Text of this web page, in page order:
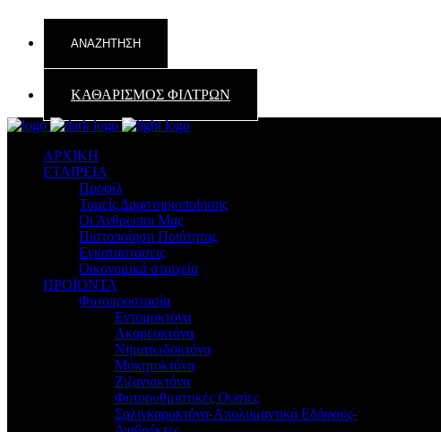
ΚΑΘΑΡΙΣΜΟΣ ΦΙΛΤΡΩΝ
ΑΡΧΙΚΗ
ΕΤΑΙΡΕΙΑ
Προφίλ
Τομείς Δραστηριοποίησης
Οι Άνθρωποι Μας
Πιστοποίηση Ποιότητας
Εγκαταστάσεις
Οικονομικά στοιχεία
ΠΡΟΪΟΝΤΑ
Φυτοπροστασία
Εντομοκτόνα
Ακαρεοκτόνα
Νηματωδοκτόνα
Μυκητοκτόνα
Ζιζανιοκτόνα
Φυτορυθμιστικές Ουσίες
Σαλιγκαροκτόνα-Απολυμαντικά Εδάφους-